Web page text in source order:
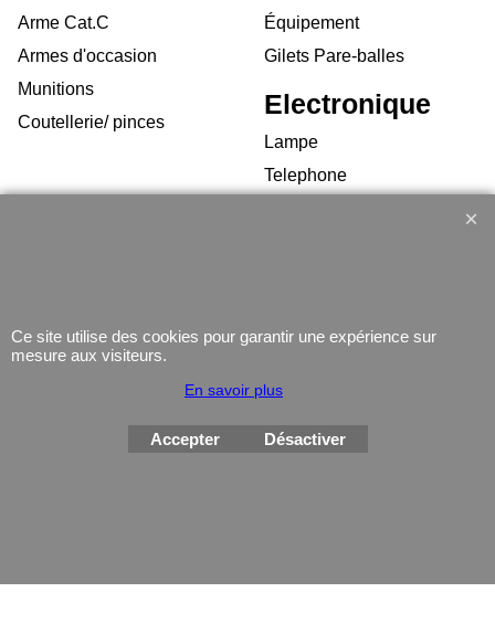
Arme Cat.C
Armes d'occasion
Munitions
Coutellerie/ pinces
Équipement
Gilets Pare-balles
Electronique
Lampe
Telephone
Boutique en ligne créés
Ce site utilise des cookies pour garantir une expérience sur
mesure aux visiteurs.
En savoir plus
Accepter Désactiver